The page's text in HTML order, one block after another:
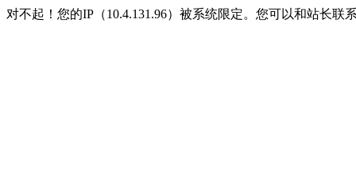
对不起！您的IP（10.4.131.96）被系统限定。您可以和站长联